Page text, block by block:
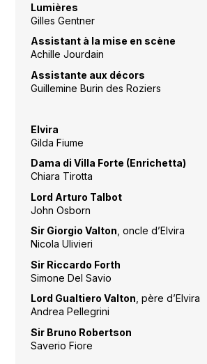
Lumières
Gilles Gentner
Assistant à la mise en scène
Achille Jourdain
Assistante aux décors
Guillemine Burin des Roziers
Elvira
Gilda Fiume
Dama di Villa Forte (Enrichetta)
Chiara Tirotta
Lord Arturo Talbot
John Osborn
Sir Giorgio Valton , oncle d’Elvira
Nicola Ulivieri
Sir Riccardo Forth
Simone Del Savio
Lord Gualtiero Valton , père d’Elvira
Andrea Pellegrini
Sir Bruno Robertson
Saverio Fiore